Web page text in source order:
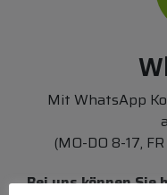
Mit WhatsApp
(MO-DO 8-17,
Bei uns können Sie